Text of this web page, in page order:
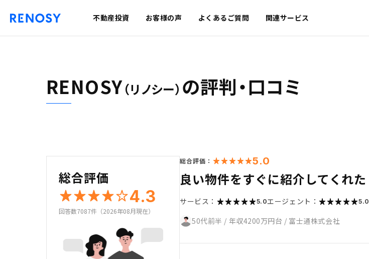
不動産投資 お客様の声 よくあるご質問 関連サービス
RENOSY（リノシー） の評判・口コミ
総合評価
4.3
回答数7087件（2026年08月現在）
総合評価： 5.0
良い物件をすぐに紹介してくれた
サービス： 5.0エージェント： 5.0
50代前半 / 年収4200万円台 / 富士通株式会社